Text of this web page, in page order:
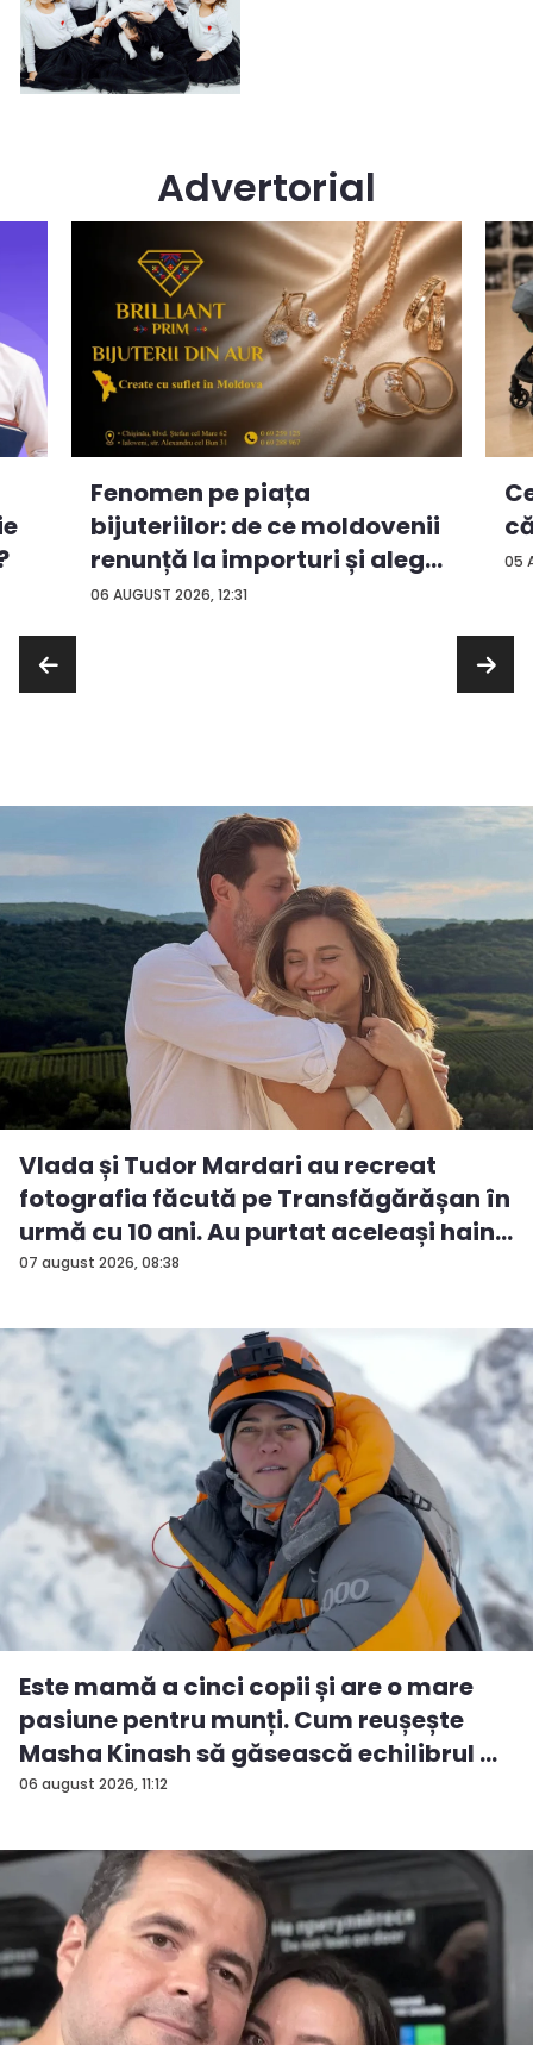
Advertorial
06 AUGUST 2026, 12:31
Fenomen pe piața
bijuteriilor: de ce moldovenii
renunță la importuri și aleg
...
05
07 august 2026, 08:38
Vlada și Tudor Mardari au recreat
fotografia făcută pe Transfăgărășan în
urmă cu 10 ani. Au purtat aceleași hain...
06 august 2026, 11:12
Este mamă a cinci copii și are o mare
pasiune pentru munți. Cum reușește
Masha Kinash să găsească echilibrul ...